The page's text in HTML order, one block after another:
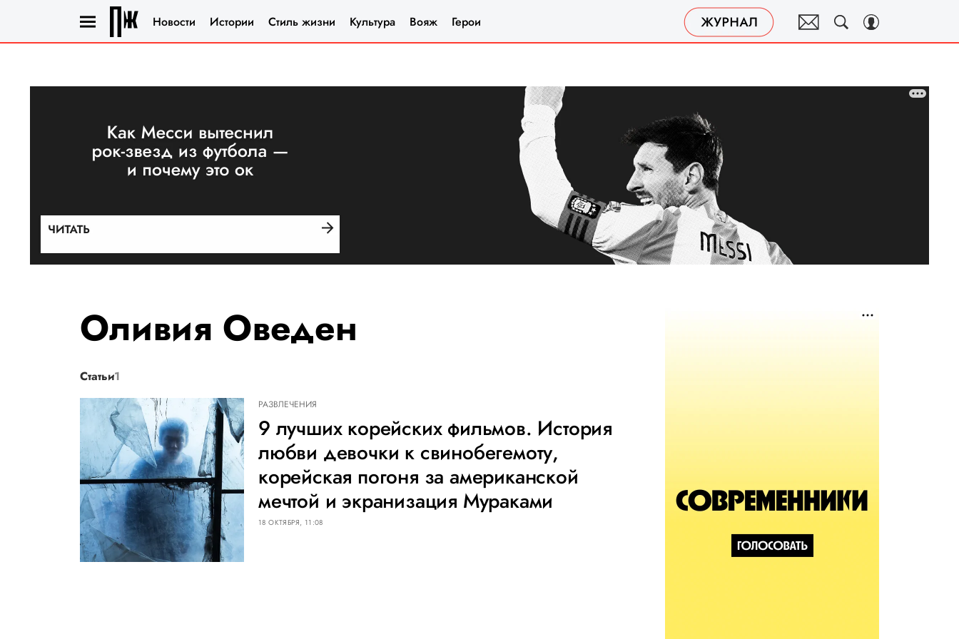
Новости Истории Стиль жизни Культура Вояж Герои
Оливия Оведен
Статьи1
РАЗВЛЕЧЕНИЯ
9 лучших корейских фильмов. История
любви девочки к свинобегемоту,
корейская погоня за американской
мечтой и экранизация Мураками
18 ОКТЯБРЯ, 11:08